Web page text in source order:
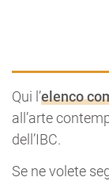
Qui l’elenco
all’arte
dell’IBC.
Se ne volete